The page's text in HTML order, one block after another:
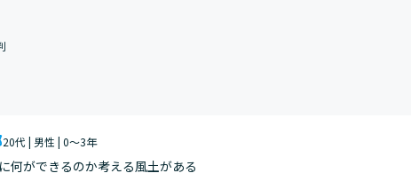
20代 | 男性 | 0～3年
何ができるのか考える風土がある